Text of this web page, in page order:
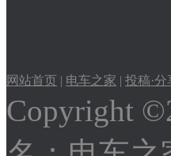
网站首页 | 电车之家 | 投稿·分
Copyright